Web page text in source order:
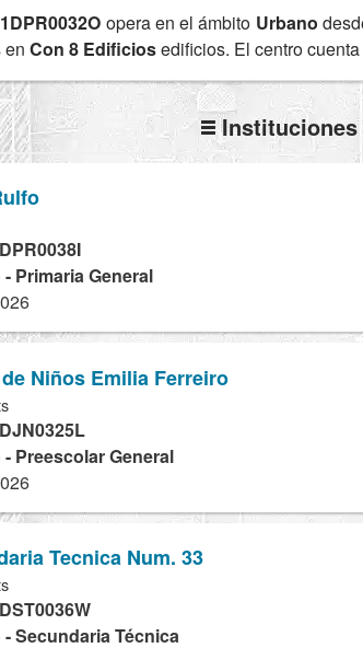
opera en el ámbito Urbano
en Con 8 Edificiosedificios. El centro cuenta
Instituciones
Primaria General
Niños Emilia Ferreiro
Preescolar General
Tecnica Num. 33
Secundaria Técnica